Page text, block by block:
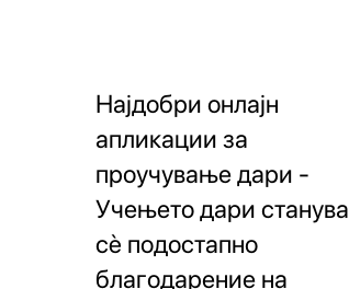
Најдобри онлајн
апликации за
проучување дари -
Учењето дари станува
сè подостапно
благодарение на